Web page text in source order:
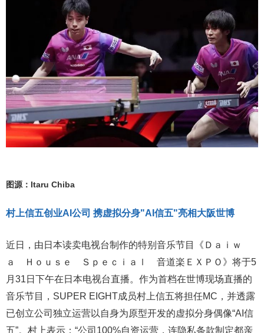
图源：Itaru Chiba
村上信五创业AI公司 携虚拟分身"AI信五"亮相大阪世博
近日，由日本读卖电视台制作的特别音乐节目《Ｄａｉｗ
ａ Ｈｏｕｓｅ Ｓｐｅｃｉａｌ 音道楽ＥＸＰＯ》将于5
月31日下午在日本电视台直播。作为首档在世博现场直播的
音乐节目，SUPER EIGHT成员村上信五将担任MC，并透露
已创立公司独立运营以自身为原型开发的虚拟分身偶像“AI信
五”。村上表示：“公司100%自资运营，连隐私条款制定都亲